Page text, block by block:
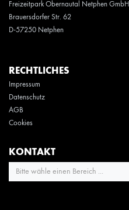
Freizeitpark Obernautal Netphen GmbH
Brauersdorfer Str. 62
D-57250 Netphen
RECHTLICHES
Impressum
Datenschutz
AGB
Cookies
KONTAKT
Bitte wähle einen Bereich ...